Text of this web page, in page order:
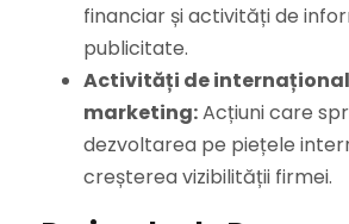
financiar și activități de
publicitate.
Activități de
marketing:Acțiuni care
dezvoltarea pe piețele
creșterea vizibilității firmei.